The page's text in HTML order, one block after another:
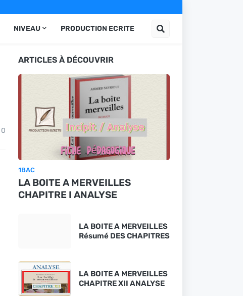
NIVEAU PRODUCTION ECRITE
0
ARTICLES À DÉCOUVRIR
1BAC
LA BOITE A MERVEILLES
CHAPITRE I ANALYSE
LA BOITE A MERVEILLES
Résumé DES CHAPITRES
LA BOITE A MERVEILLES
CHAPITRE XII ANALYSE